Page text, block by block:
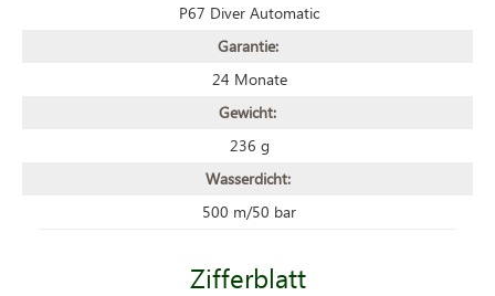
P67 Diver Automatic
Garantie:
24 Monate
Gewicht:
236 g
Wasserdicht:
500 m/50 bar
Zifferblatt